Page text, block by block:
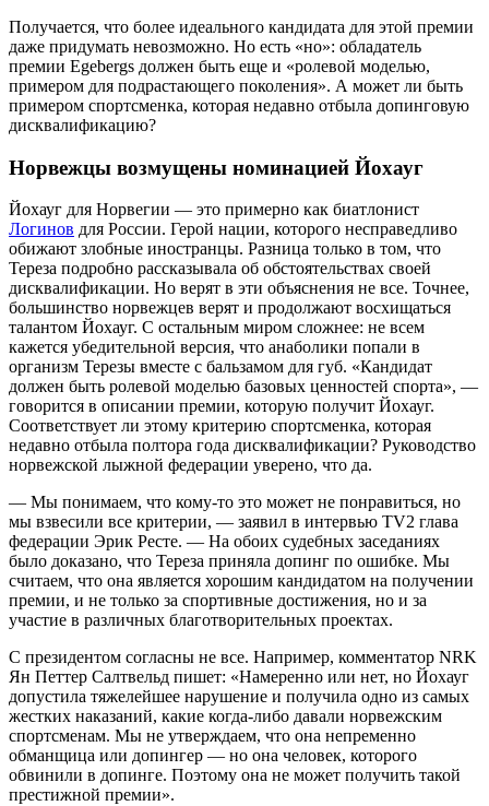
Получается, что более идеального кандидата для этой премии
даже придумать невозможно. Но есть «но»: обладатель
премии Egebergs должен быть еще и «ролевой моделью,
примером для подрастающего поколения». А может ли быть
примером спортсменка, которая недавно отбыла допинговую
дисквалификацию?
Норвежцы возмущены номинацией Йохауг
Йохауг для Норвегии — это примерно как биатлонист
Логинов для России. Герой нации, которого несправедливо
обижают злобные иностранцы. Разница только в том, что
Тереза подробно рассказывала об обстоятельствах своей
дисквалификации. Но верят в эти объяснения не все. Точнее,
большинство норвежцев верят и продолжают восхищаться
талантом Йохауг. С остальным миром сложнее: не всем
кажется убедительной версия, что анаболики попали в
организм Терезы вместе с бальзамом для губ. «Кандидат
должен быть ролевой моделью базовых ценностей спорта», —
говорится в описании премии, которую получит Йохауг.
Соответствует ли этому критерию спортсменка, которая
недавно отбыла полтора года дисквалификации? Руководство
норвежской лыжной федерации уверено, что да.
— Мы понимаем, что кому-то это может не понравиться, но
мы взвесили все критерии, — заявил в интервью TV2 глава
федерации Эрик Ресте. — На обоих судебных заседаниях
было доказано, что Тереза приняла допинг по ошибке. Мы
считаем, что она является хорошим кандидатом на получении
премии, и не только за спортивные достижения, но и за
участие в различных благотворительных проектах.
С президентом согласны не все. Например, комментатор NRK
Ян Петтер Салтвельд пишет: «Намеренно или нет, но Йохауг
допустила тяжелейшее нарушение и получила одно из самых
жестких наказаний, какие когда-либо давали норвежским
спортсменам. Мы не утверждаем, что она непременно
обманщица или допингер — но она человек, которого
обвинили в допинге. Поэтому она не может получить такой
престижной премии».